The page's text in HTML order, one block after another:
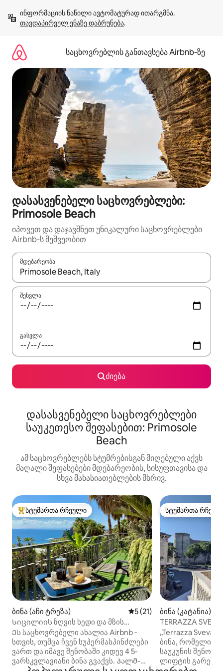
გადასვლა
თავდაპირველ ენაზე დაბრუნება.
საცხოვრებლის განთავსება Airbnb‑ზე
დასასვენებელი საცხოვრებლები:
Primosole Beach
იპოვეთ და დაჯავშნეთ უნიკალური საცხოვრებლები
Airbnb-ს მეშვეობით
მდებარეობა
როცა შედეგები ხელმისაწვდომი გახდება, ნავიგაციისთვის
შესვლა
გასვლა
ძიება
დასასვენებელი საცხოვრებლები
საუკეთესო შეფასებით: Primosole
Beach
ამ საცხოვრებლებს სტუმრებისგან მიღებული აქვს
მაღალი შეფასებები მდებარეობის, სისუფთავისა და
სხვა მახასიათებლების მხრივ.
სტუმართა რჩეული მოწინავე ვარიანტი
სტუმართა რჩეული
ბინა (აჩი ტრეზა) საშუალო შეფასებაა
5 (21)
Სიცილიის ზღვის ხედი და მზის
ამოსვლა · ეტნა ტაორმინა კატანია
Ეს საცხოვრებელი ახალია Airbnb ‑
სთვის, თუმცა ჩვენ სუპერმასპინძლები
ვართ და იმავე შენობაში კიდევ 4 5-
ვარსკვლავიანი ბინა გვაქვს. Პალმ-
სტუმართა
სტუმართა
ბინა (კატანია)
TERRAZZA
Ursino
„Terrazza
ბინა, რომელიც
საუკუნის
ლიფტის გარეშე.